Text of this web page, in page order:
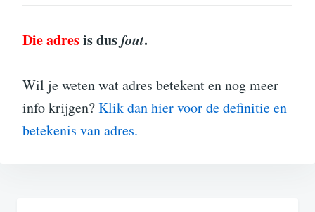
Die adresis dusfout.
Wil je weten wat adres betekent en nog meer
info krijgen?Klik dan hier voor de definitie en
betekenis van adres.